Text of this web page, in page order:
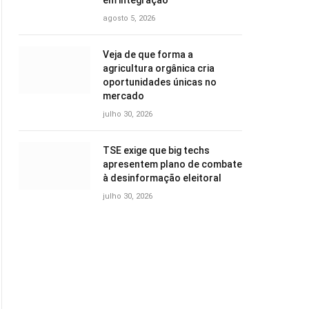
agosto 5, 2026
Veja de que forma a
agricultura orgânica cria
oportunidades únicas no
mercado
julho 30, 2026
TSE exige que big techs
apresentem plano de combate
à desinformação eleitoral
julho 30, 2026